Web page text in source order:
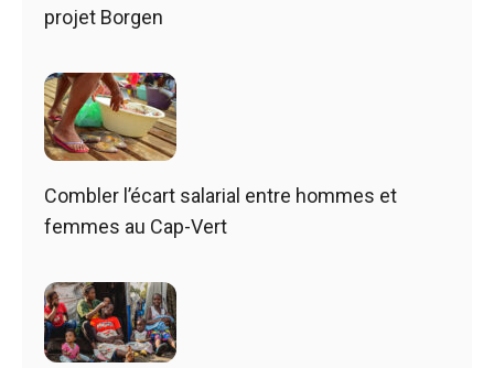
projet Borgen
Combler l’écart salarial entre hommes et
femmes au Cap-Vert